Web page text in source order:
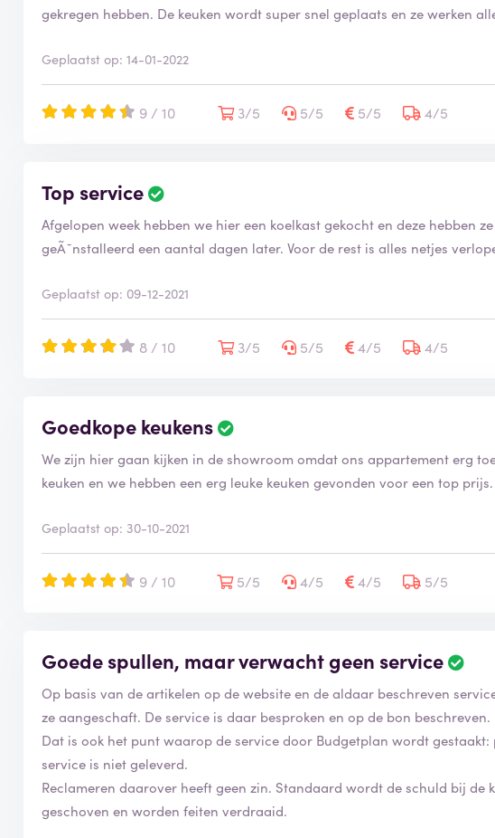
gekregen hebben. De keuken wordt super snel geplaats en ze werken
Geplaatst op: 14-01-2022
9 / 10 3/5 5/5 5/5 4/5
Top service
Afgelopen week hebben we hier een koelkast gekocht en deze hebben
geÃ¯nstalleerd een aantal dagen later. Voor de rest is alles netjes
Geplaatst op: 09-12-2021
8 / 10 3/5 5/5 4/5 4/5
Goedkope keukens
We zijn hier gaan kijken in de showroom omdat ons appartement erg
keuken en we hebben een erg leuke keuken gevonden voor een top
Geplaatst op: 30-10-2021
9 / 10 5/5 4/5 4/5 5/5
Goede spullen, maar verwacht geen service
Op basis van de artikelen op de website en de aldaar beschreven
ze aangeschaft. De service is daar besproken en op de bon beschreven.
Dat is ook het punt waarop de service door Budgetplan wordt
service is niet geleverd.
Reclameren daarover heeft geen zin. Standaard wordt de schuld bij de
geschoven en worden feiten verdraaid.